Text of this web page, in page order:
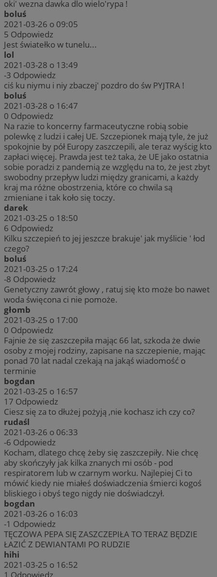
oki' wezna dawka dlo wielo'rypa !
boluś
2021-03-26 o 09:05
5 Odpowiedz
Jest światełko w tunelu...
lol
2021-03-28 o 13:49
-3 Odpowiedz
ciś ku niymu i niy zbaczej' pozdro do św PYJTRA !
boluś
2021-03-28 o 16:47
0 Odpowiedz
Na razie to koncerny farmaceutyczne robią sobie
polewkę z ludzi i całej UE. Szczepionek mają tyle, że już
spokojnie by pół Europy zaszczepili, ale teraz wyścig kto
zapłaci więcej. Prawda jest też taka, że UE jako ostatnia
sobie poradzi z pandemią ze względu na to, że jest zbyt
swobodny przepływ ludzi między granicami, a każdy
kraj ma różne obostrzenia, które co chwila są
zmieniane i tak koło się toczy.
darek
2021-03-25 o 18:50
6 Odpowiedz
Kilku szczepień to jej jeszcze brakuje' jak myślicie ' łod
czego?
boluś
2021-03-25 o 17:24
-8 Odpowiedz
Genetyczny zawrót głowy , ratuj się kto może bo nawet
woda święcona ci nie pomoże.
głomb
2021-03-25 o 17:00
0 Odpowiedz
Fajnie że się zaszczepiła mając 66 lat, szkoda że dwie
osoby z mojej rodziny, zapisane na szczepienie, mając
ponad 70 lat nadal czekają na jakąś wiadomość o
terminie
bogdan
2021-03-25 o 16:57
17 Odpowiedz
Ciesz się za to dłużej pożyją ,nie kochasz ich czy co?
rudaśl
2021-03-26 o 06:33
-6 Odpowiedz
Kocham, dlatego chcę żeby się zaszczepiły. Nie chcę
aby skończyły jak kilka znanych mi osób - pod
respiratorem lub w czarnym worku. Najlepiej Ci to
mówić kiedy nie miałeś doświadczenia śmierci kogoś
bliskiego i obyś tego nigdy nie doświadczył.
bogdan
2021-03-26 o 16:03
-1 Odpowiedz
TĘCZOWA PEPA SIĘ ZASZCZEPIŁA TO TERAZ BĘDZIE
ŁAZIĆ Z DEWIANTAMI PO RUDZIE
hihi
2021-03-25 o 16:52